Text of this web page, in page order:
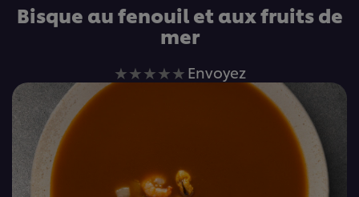
Bisque au fenouil et aux fruits de
mer
Aucune
évaluation
recipe
Envoyez